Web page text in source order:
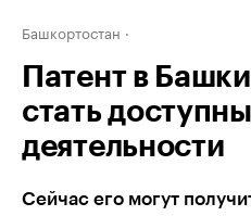
Башкортостан
Патент в
стать
деятельности
Сейчас его могут